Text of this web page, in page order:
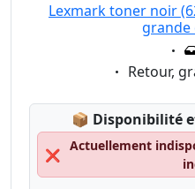
Lexmark toner noir
grande
Eigenschaft:
Retour,
📦 Lagerstatus:
Disponibilité
❌
Actuellement